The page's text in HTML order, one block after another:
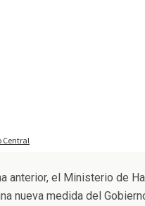
anterior, el Ministerio de
nueva medida del